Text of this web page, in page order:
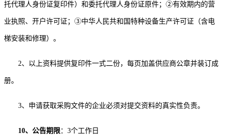
托代理人身份证复印件）和委托代理人身份证原件；②有效期内的营
业执照、开户许可证 ； ③中华人民共和国特种设备生产许可证 （含电
梯安装和修理） 。
2、以上资料提供复印件一式二份，每页加盖供应商公章并装订成
册。
3、申请获取采购文件的企业必须对提交资料的真实性负责。
10、公告期限：3个工作日